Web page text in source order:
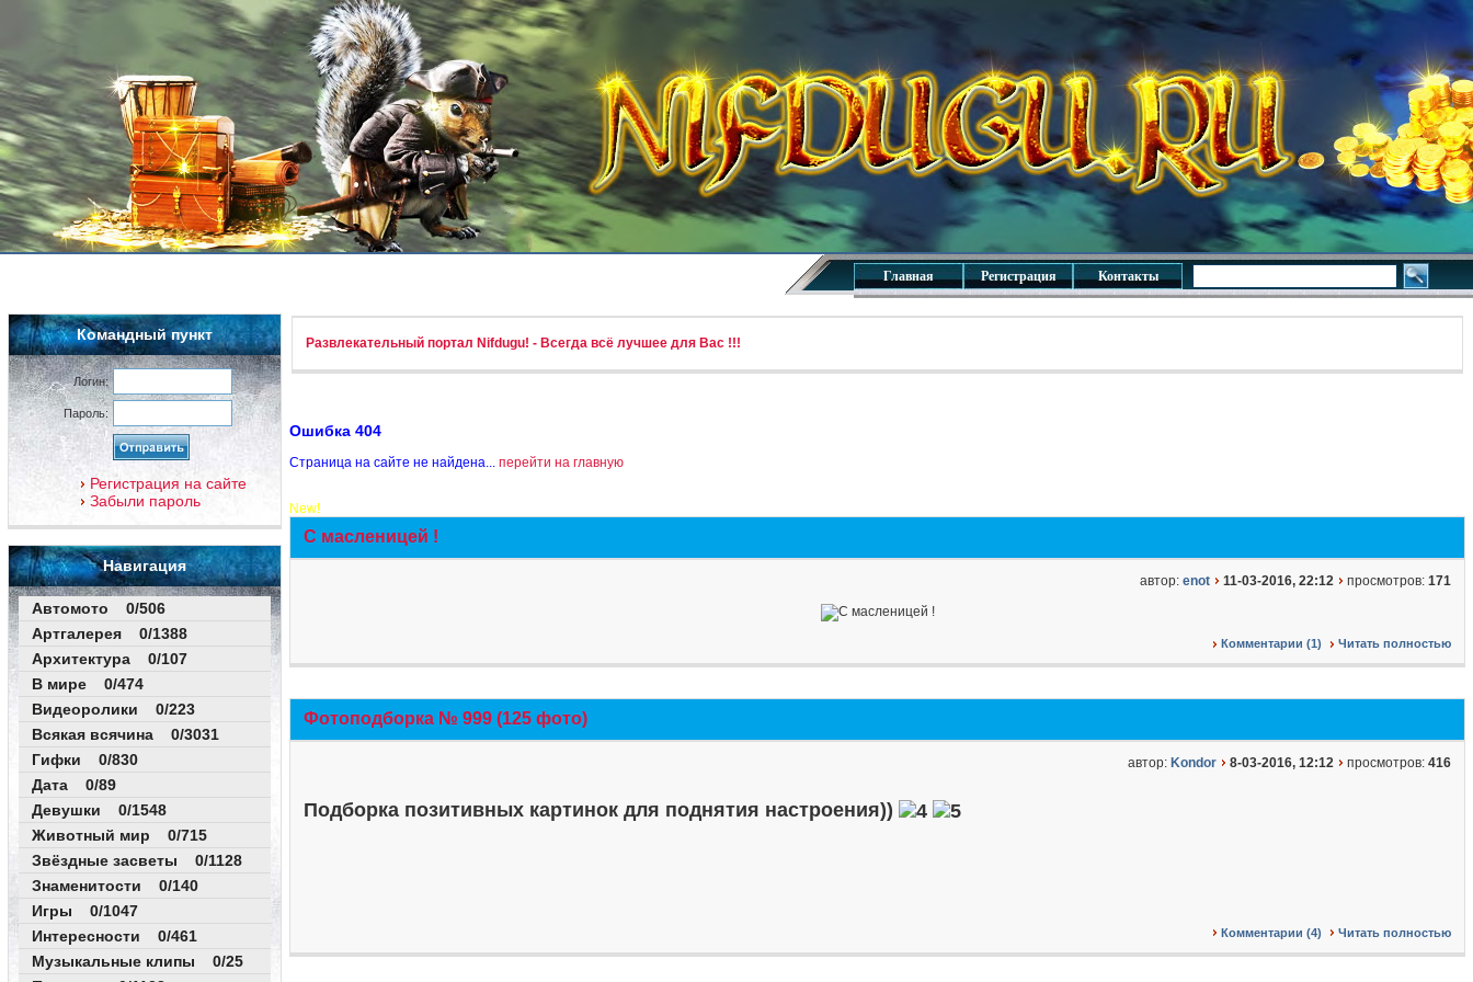
Главная Регистрация Контакты
Командный пункт
Логин:
Пароль:
Регистрация на сайте
Забыли пароль
Навигация
Автомото 0/506
Артгалерея 0/1388
Архитектура 0/107
В мире 0/474
Видеоролики 0/223
Всякая всячина 0/3031
Гифки 0/830
Дата 0/89
Девушки 0/1548
Животный мир 0/715
Звёздные засветы 0/1128
Знаменитости 0/140
Игры 0/1047
Интересности 0/461
Музыкальные клипы 0/25
Развлекательный портал Nifdugu! - Всегда всё лучшее для Вас !!!
Ошибка 404
Страница на сайте не найдена... перейти на главную
New!
С масленицей !
автор: enot 11-03-2016, 22:12 просмотров: 171
Комментарии (1) Читать полностью
Фотоподборка № 999 (125 фото)
автор: Kondor 8-03-2016, 12:12 просмотров: 416
Подборка позитивных картинок для поднятия настроения))
Комментарии (4) Читать полностью